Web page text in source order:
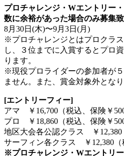
プロチャレンジ・Wエントリー
数に余裕があった場合のみ募集致
8月30日(木)〜9月3日(月)
※プロチャレンジとはプロクラ
し、３位までに入賞するとプロ
ります。
※現役プロライダーの参加者が
ません。また、賞金対象外となり
[エントリーフィー]
アマ ￥16,700（税込、保険￥500
プロ ￥18,860（税込、保険￥500
地区大会各公認クラス ￥12,380
サーフィン各クラス ￥12,380（
※プロチャレンジ・Wエントリ